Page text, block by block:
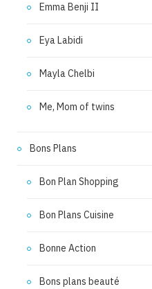
Emma Benji II
Eya Labidi
Mayla Chelbi
Me, Mom of twins
Bons Plans
Bon Plan Shopping
Bon Plans Cuisine
Bonne Action
Bons plans beauté